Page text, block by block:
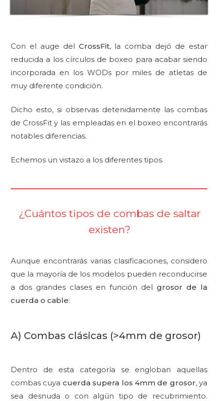
Con el auge del CrossFit, la comba dejó de estar
reducida a los círculos de boxeo para acabar siendo
incorporada en los WODs por miles de atletas de
muy diferente condición.
Dicho esto, si observas detenidamente las combas
de CrossFit y las empleadas en el boxeo encontrarás
notables diferencias.
Echemos un vistazo a los diferentes tipos.
¿Cuántos tipos de combas de saltar
existen?
Aunque encontrarás varias clasificaciones, considero
que la mayoría de los modelos pueden reconducirse
a dos grandes clases en función del grosor de la
cuerda o cable:
A) Combas clásicas (>4mm de grosor)
Dentro de esta categoría se engloban aquellas
combas cuya cuerda supera los 4mm de grosor, ya
sea desnuda o con algún tipo de recubrimiento.